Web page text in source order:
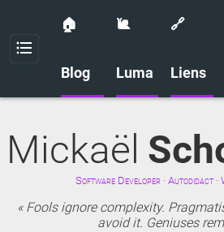
Menu
🏠
Blog
🐌
Luma
🔗
Liens
Mickaël
Software Developer · Autodidact ·
Fools ignore complexity.
avoid it. Geniuses